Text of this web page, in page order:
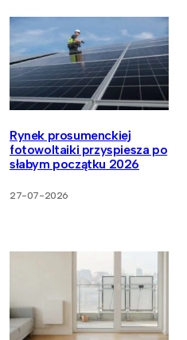
Rynek prosumenckiej
fotowoltaiki przyspiesza po
słabym początku 2026
27-07-2026